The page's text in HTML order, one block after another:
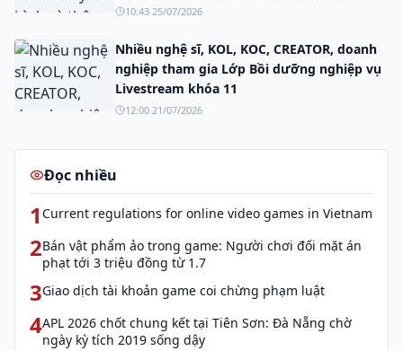
truyền thông số.
10:43 25/07/2026
Nhiều nghệ sĩ, KOL, KOC, CREATOR, doanh
nghiệp tham gia Lớp Bồi dưỡng nghiệp vụ
Livestream khóa 11
12:00 21/07/2026
Đọc nhiều
1 Current regulations for online video games in Vietnam
2Bán vật phẩm ảo trong game: Người chơi đối mặt án
phạt tới 3 triệu đồng từ 1.7
3Giao dịch tài khoản game coi chừng phạm luật
4APL 2026 chốt chung kết tại Tiên Sơn: Đà Nẵng chờ
ngày kỳ tích 2019 sống dậy